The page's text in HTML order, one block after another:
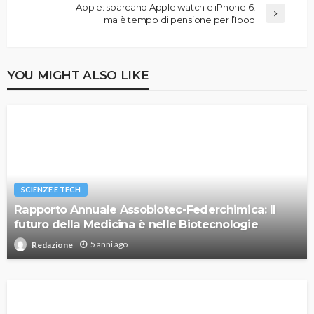
Apple: sbarcano Apple watch e iPhone 6,
ma è tempo di pensione per l’Ipod
YOU MIGHT ALSO LIKE
SCIENZE E TECH
Rapporto Annuale Assobiotec-Federchimica: Il
futuro della Medicina è nelle Biotecnologie
Redazione 5 anni ago